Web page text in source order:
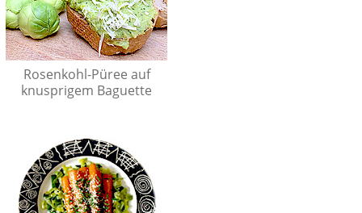
Rosenkohl-Püree auf
knusprigem Baguette